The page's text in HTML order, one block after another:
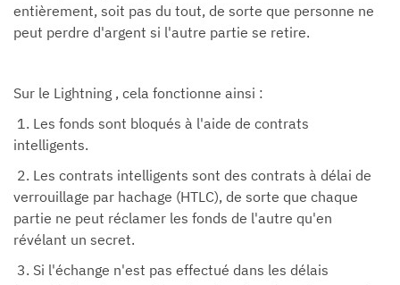
entièrement, soit pas du tout, de sorte que personne ne
peut perdre d'argent si l'autre partie se retire.
Sur le Lightning , cela fonctionne ainsi :
1. Les fonds sont bloqués à l'aide de contrats
intelligents.
2. Les contrats intelligents sont des contrats à délai de
verrouillage par hachage (HTLC), de sorte que chaque
partie ne peut réclamer les fonds de l'autre qu'en
révélant un secret.
3. Si l'échange n'est pas effectué dans les délais